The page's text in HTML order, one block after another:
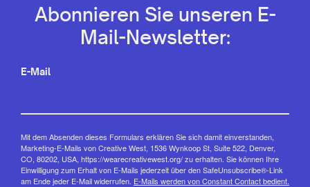
Abonnieren Sie unseren E-
Mail-Newsletter:
E-Mail
Mit dem Absenden dieses Formulars erklären Sie sich damit einverstanden,
Marketing-E-Mails von Creative West, 1536 Wynkoop St, Suite 522, Denver,
CO, 80202, USA, https://wearecreativewest.org/ zu erhalten. Sie können Ihre
Einwilligung zum Erhalt von E-Mails jederzeit über den SafeUnsubscribe®-Link
am Ende jeder E-Mail widerrufen. E-Mails werden von Constant Contact bedient.